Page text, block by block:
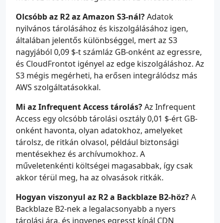
Olcsóbb az R2 az Amazon S3-nál?Adatok
nyilvános tárolásához és kiszolgálásához igen,
általában jelentős különbséggel, mert az S3
nagyjából 0,09 $-t számláz GB-onként az egressre,
és CloudFrontot igényel az edge kiszolgáláshoz. Az
S3 mégis megérheti, ha erősen integrálódsz más
AWS szolgáltatásokkal.
Mi az Infrequent Access tárolás?Az Infrequent
Access egy olcsóbb tárolási osztály 0,01 $-ért GB-
onként havonta, olyan adatokhoz, amelyeket
tárolsz, de ritkán olvasol, például biztonsági
mentésekhez és archívumokhoz. A
műveletenkénti költségei magasabbak, így csak
akkor térül meg, ha az olvasások ritkák.
Hogyan viszonyul az R2 a Backblaze B2-höz?A
Backblaze B2-nek a legalacsonyabb a nyers
tárolási ára, és ingyenes egresst kínál CDN